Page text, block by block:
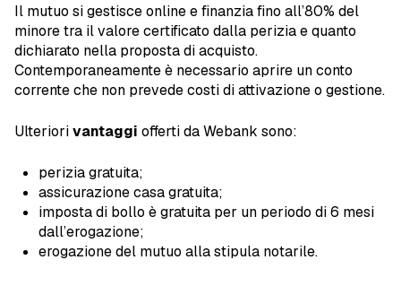
Il mutuo si gestisce online e finanzia fino all’80% del
minore tra il valore certificato dalla perizia e quanto
dichiarato nella proposta di acquisto.
Contemporaneamente è necessario aprire un conto
corrente che non prevede costi di attivazione o gestione.
Ulteriorivantaggi offerti da Webank sono:
perizia gratuita;
assicurazione casa gratuita;
imposta di bollo è gratuita per un periodo di 6 mesi
dall’erogazione;
erogazione del mutuo alla stipula notarile.